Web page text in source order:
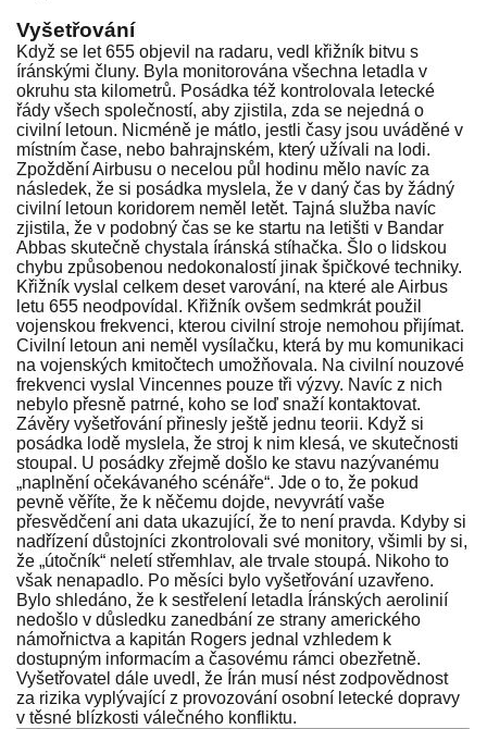
Vyšetřování
Když se let 655 objevil na radaru, vedl křižník bitvu s
íránskými čluny. Byla monitorována všechna letadla v
okruhu sta kilometrů. Posádka též kontrolovala letecké
řády všech společností, aby zjistila, zda se nejedná o
civilní letoun. Nicméně je mátlo, jestli časy jsou uváděné v
místním čase, nebo bahrajnském, který užívali na lodi.
Zpoždění Airbusu o necelou půl hodinu mělo navíc za
následek, že si posádka myslela, že v daný čas by žádný
civilní letoun koridorem neměl letět. Tajná služba navíc
zjistila, že v podobný čas se ke startu na letišti v Bandar
Abbas skutečně chystala íránská stíhačka. Šlo o lidskou
chybu způsobenou nedokonalostí jinak špičkové techniky.
Křižník vyslal celkem deset varování, na které ale Airbus
letu 655 neodpovídal. Křižník ovšem sedmkrát použil
vojenskou frekvenci, kterou civilní stroje nemohou přijímat.
Civilní letoun ani neměl vysílačku, která by mu komunikaci
na vojenských kmitočtech umožňovala. Na civilní nouzové
frekvenci vyslal Vincennes pouze tři výzvy. Navíc z nich
nebylo přesně patrné, koho se loď snaží kontaktovat.
Závěry vyšetřování přinesly ještě jednu teorii. Když si
posádka lodě myslela, že stroj k nim klesá, ve skutečnosti
stoupal. U posádky zřejmě došlo ke stavu nazývanému
„naplnění očekávaného scénáře“. Jde o to, že pokud
pevně věříte, že k něčemu dojde, nevyvrátí vaše
přesvědčení ani data ukazující, že to není pravda. Kdyby si
nadřízení důstojníci zkontrolovali své monitory, všimli by si,
že „útočník“ neletí střemhlav, ale trvale stoupá. Nikoho to
však nenapadlo. Po měsíci bylo vyšetřování uzavřeno.
Bylo shledáno, že k sestřelení letadla Íránských aerolinií
nedošlo v důsledku zanedbání ze strany amerického
námořnictva a kapitán Rogers jednal vzhledem k
dostupným informacím a časovému rámci obezřetně.
Vyšetřovatel dále uvedl, že Írán musí nést zodpovědnost
za rizika vyplývající z provozování osobní letecké dopravy
v těsné blízkosti válečného konfliktu.